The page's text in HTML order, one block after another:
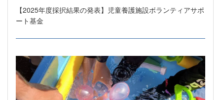
【2025年度採択結果の発表】児童養護施設ボランティアサポ
ート基金